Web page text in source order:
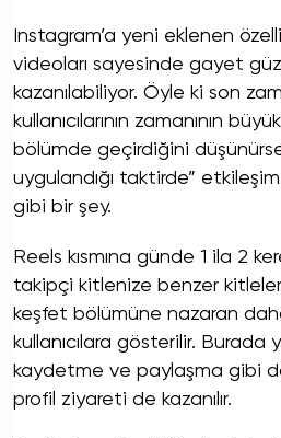
Instagram’a yeni eklenen
videoları sayesinde gayet
kazanılabiliyor. Öyle ki son
kullanıcılarının zamanının
bölümde geçirdiğini
uygulandığı taktirde”
gibi bir şey.
Reels kısmına günde 1 ila 2
takipçi kitlenize benzer
keşfet bölümüne nazaran
kullanıcılara gösterilir. Burada
kaydetme ve paylaşma gibi
profil ziyareti de kazanılır.